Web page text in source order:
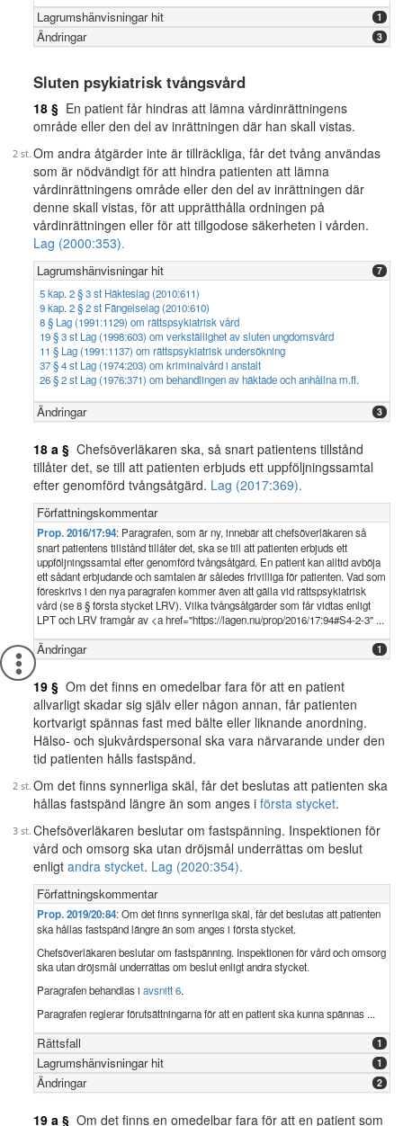
Lagrumshänvisningar hit 1
Ändringar 3
Sluten psykiatrisk tvångsvård
18 § En patient får hindras att lämna vårdinrättningens
område eller den del av inrättningen där han skall vistas.
Om andra åtgärder inte är tillräckliga, får det tvång användas
som är nödvändigt för att hindra patienten att lämna
vårdinrättningens område eller den del av inrättningen där
denne skall vistas, för att upprätthålla ordningen på
vårdinrättningen eller för att tillgodose säkerheten i vården.
Lag (2000:353).
Lagrumshänvisningar hit 7
5 kap. 2 § 3 st Häkteslag (2010:611)
9 kap. 2 § 2 st Fängelselag (2010:610)
8 § Lag (1991:1129) om rättspsykiatrisk vård
19 § 3 st Lag (1998:603) om verkställighet av sluten ungdomsvård
11 § Lag (1991:1137) om rättspsykiatrisk undersökning
37 § 4 st Lag (1974:203) om kriminalvård i anstalt
26 § 2 st Lag (1976:371) om behandlingen av häktade och anhållna m.fl.
Ändringar 3
18 a § Chefsöverläkaren ska, så snart patientens tillstånd
tillåter det, se till att patienten erbjuds ett uppföljningssamtal
efter genomförd tvångsåtgärd. Lag (2017:369).
Författningskommentar
Prop. 2016/17:94: Paragrafen, som är ny, innebär att chefsöverläkaren så
snart patientens tillstånd tillåter det, ska se till att patienten erbjuds ett
uppföljningssamtal efter genomförd tvångsåtgärd. En patient kan alltid avböja
ett sådant erbjudande och samtalen är således frivilliga för patienten. Vad som
föreskrivs i den nya paragrafen kommer även att gälla vid rättspsykiatrisk
vård (se 8 § första stycket LRV). Vilka tvångsåtgärder som får vidtas enligt
LPT och LRV framgår av <a href="https://lagen.nu/prop/2016/17:94#S4-2-3" ...
Ändringar 1
19 § Om det finns en omedelbar fara för att en patient
allvarligt skadar sig själv eller någon annan, får patienten
kortvarigt spännas fast med bälte eller liknande anordning.
Hälso- och sjukvårdspersonal ska vara närvarande under den
tid patienten hålls fastspänd.
Om det finns synnerliga skäl, får det beslutas att patienten ska
hållas fastspänd längre än som anges i första stycket.
Chefsöverläkaren beslutar om fastspänning. Inspektionen för
vård och omsorg ska utan dröjsmål underrättas om beslut
enligt andra stycket. Lag (2020:354).
Författningskommentar
Prop. 2019/20:84: Om det finns synnerliga skäl, får det beslutas att patienten
ska hållas fastspänd längre än som anges i första stycket.
Chefsöverläkaren beslutar om fastspänning. Inspektionen för vård och omsorg
ska utan dröjsmål underrättas om beslut enligt andra stycket.
Paragrafen behandlas i avsnitt 6.
Paragrafen reglerar förutsättningarna för att en patient ska kunna spännas ...
Rättsfall 1
Lagrumshänvisningar hit 1
Ändringar 2
19 a § Om det finns en omedelbar fara för att en patient som